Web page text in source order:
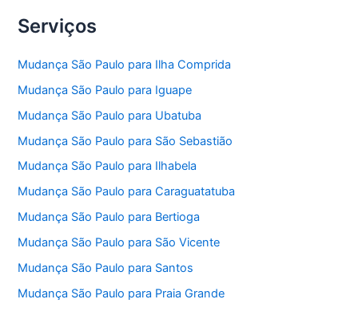
Serviços
Mudança São Paulo para Ilha Comprida
Mudança São Paulo para Iguape
Mudança São Paulo para Ubatuba
Mudança São Paulo para São Sebastião
Mudança São Paulo para Ilhabela
Mudança São Paulo para Caraguatatuba
Mudança São Paulo para Bertioga
Mudança São Paulo para São Vicente
Mudança São Paulo para Santos
Mudança São Paulo para Praia Grande